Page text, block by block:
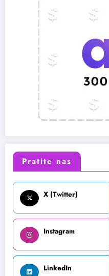
Pratite nas
X (Twitter)
Instagram
LinkedIn